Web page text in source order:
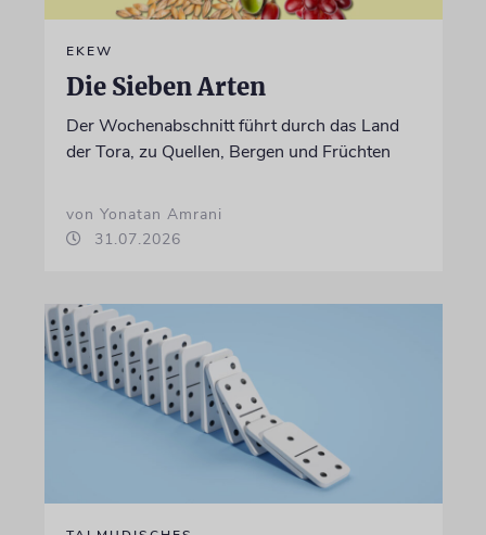
EKEW
Die Sieben Arten
Der Wochenabschnitt führt durch das Land
der Tora, zu Quellen, Bergen und Früchten
von Yonatan Amrani
31.07.2026